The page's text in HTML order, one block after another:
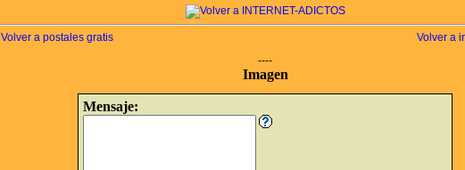
Volver a postales gratis
Volver a
----
Imagen
Mensaje: